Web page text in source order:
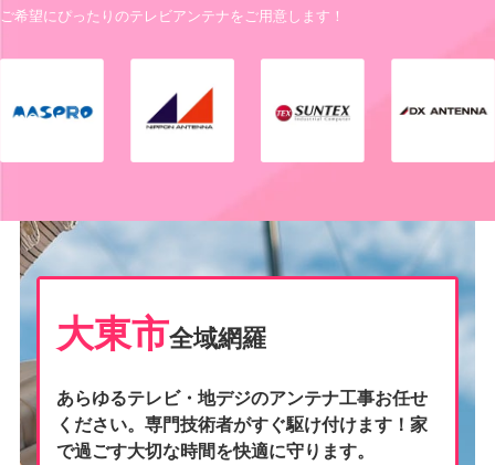
ご希望にぴったりのテレビアンテナをご用意します！
大東市全域網羅
あらゆるテレビ・地デジのアンテナ工事お任せ
ください。専門技術者がすぐ駆け付けます！家
で過ごす大切な時間を快適に守ります。